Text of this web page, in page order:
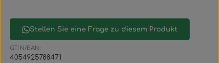
Stellen Sie eine Frage zu diesem Produkt
GTIN/EAN:
4054925788471